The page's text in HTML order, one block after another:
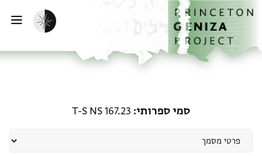
לתוכןהבית
הפעלת מצב כהה
סמי ספרותי T-S NS 167.23